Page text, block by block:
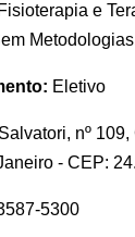
Fisioterapia e
Eletivo
nº
- CEP:
5300